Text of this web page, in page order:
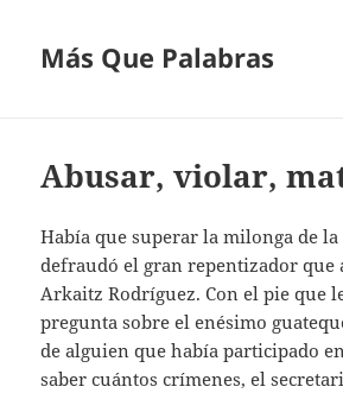
Más Que Palabras
Abusar, violar,
Había que superar la milonga de la
defraudó el gran repentizador que
Arkaitz Rodríguez. Con el pie que
pregunta sobre el enésimo
de alguien que había participado
saber cuántos crímenes, el